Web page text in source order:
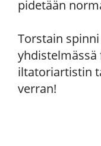
pidetään
Torstain
iltatoriartistin
verran!